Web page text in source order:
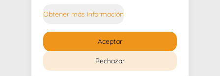
Obtener más información
Rechazar
Aceptar